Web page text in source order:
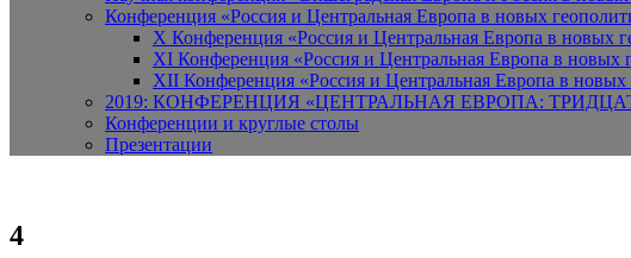
Конференция «Россия и Центральная Европа в новых
X Конференция «Россия и Центральная Европа в новых
XI Конференция «Россия и Центральная Европа в новых
XII Конференция «Россия и Центральная Европа в новых
2019: КОНФЕРЕНЦИЯ «ЦЕНТРАЛЬНАЯ ЕВРОПА:
Конференции и круглые столы
Презентации
4